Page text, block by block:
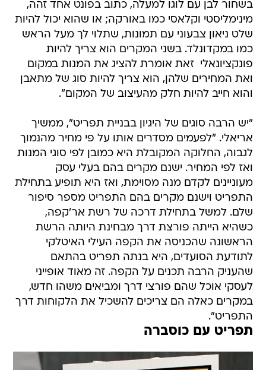
בשחור לבן עם לוגו למעלה, כתוב בפונט אחד זהה,
מינימליסטי וקלאסי כמו באורקה; או שהוא יכול להיות
שלט ניאון צבעוני עם תמונות, שתלוי לך מעל הראש
כמו במקדונלד. בשני המקרים הוא צריך להיות
פונקציונאלי  זאת אומרת להציג את המנות במקום
ואת המחירים שלהן, הוא צריך להיות סוג של מתאבן
והוא חייב להיות חלק מהעיצוב של המקום".
"יש הרבה סוגים של היגיון בבניית תפריט", ממשיך
אריאלי. "לפעמים מסדרים אותו על פי מחיר מהנמוך
לגבוה, החלוקה המקובלת היא כמובן לפי סוגי המנות
ואז לפי המחיר. ישנם מקרים בהם בעלי עסק
מעוניינים לקדם מנה מסוימת, ואז היא תופיע בתחילת
התפריט וישנם מקרים בהם התפריט מספר סיפור
שלם. למשל בתחילת דרכה של רשת אר'קפה,
כשהיא הייתה פורצת דרך מבחינת היותה הרשת
הראשונה שהכניסה את הקפה העילי האיטלקי
לתודעת הסועדים, היא בנתה תפריט בהתאם
שהעניק הרבה תכנים על הקפה. זה מאוד אופייני
לעסקי אוכל שהם פורצי דרך ומביאים משהו חדש,
במקרים כאלה הם צריכים להשכיל את הלקוחות דרך
התפריט".
תפריט עם כוסברה